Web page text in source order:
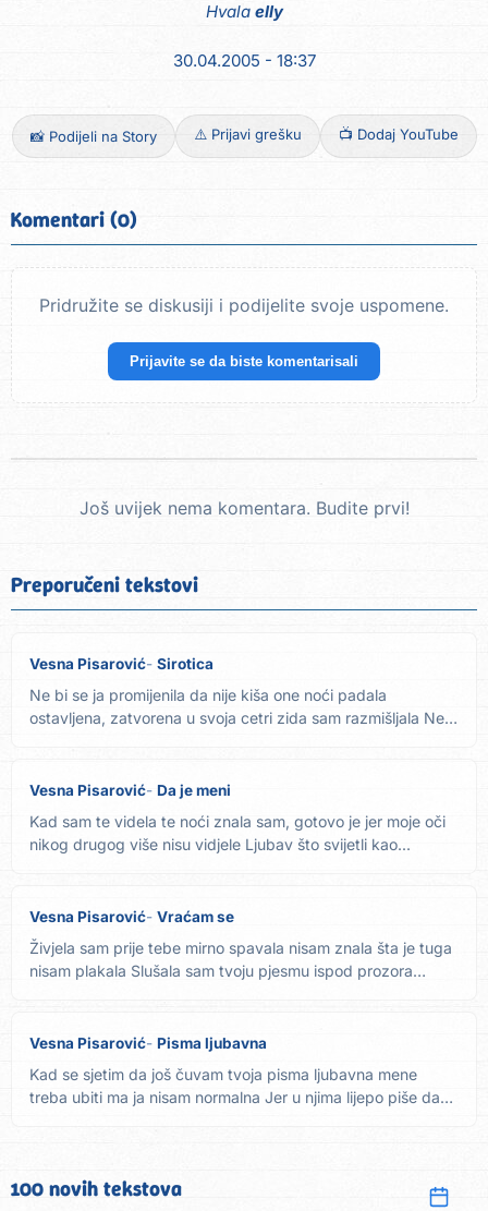
Hvala elly
30.04.2005 - 18:37
📸 Podijeli na Story ⚠️ Prijavi grešku 📺 Dodaj YouTube
Komentari (0)
Pridružite se diskusiji i podijelite svoje uspomene.
Prijavite se da biste komentarisali
Još uvijek nema komentara. Budite prvi!
Preporučeni tekstovi
Vesna Pisarović Sirotica
Ne bi se ja promijenila da nije kiša one noći padala
ostavljena, zatvorena u svoja cetri zida sam razmišljala Ne
Vesna Pisarović Da je meni
Kad sam te videla te noći znala sam, gotovo je jer moje oči
nikog drugog više nisu vidjele Ljubav što svijetli kao...
Vesna Pisarović Vraćam se
Živjela sam prije tebe mirno spavala nisam znala šta je tuga
nisam plakala Slušala sam tvoju pjesmu ispod prozora
Vesna Pisarović Pisma ljubavna
Kad se sjetim da još čuvam tvoja pisma ljubavna mene
treba ubiti ma ja nisam normalna Jer u njima lijepo piše da
100 novih tekstova